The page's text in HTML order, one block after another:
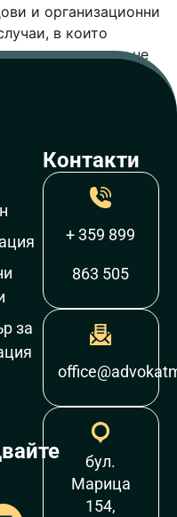
и организационни
в които
е нарушена, но не
за […]
за
Контакти
+ 359 899
863 505
бул.
Марица
154,